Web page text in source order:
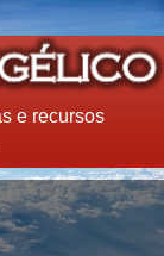
e recursos